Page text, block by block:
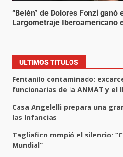
“Belén” de Dolores Fonzi ganó
Largometraje Iberoamericano
ÚLTIMOS TÍTULOS
Fentanilo contaminado:
funcionarias de la ANMAT y el
Casa Angelelli prepara una
las Infancias
Tagliafico rompió el silencio:
Mundial”